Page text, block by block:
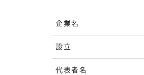
企業名
設立
代表者名